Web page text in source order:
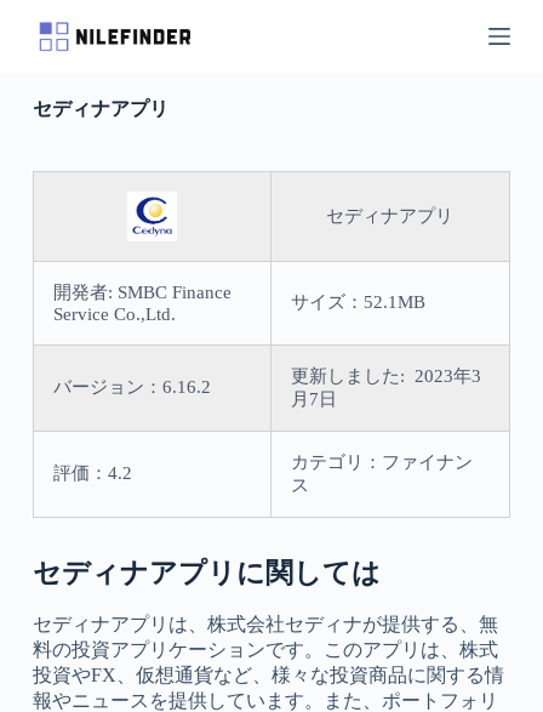
o
セディナアプリ
セディナアプリ
開発者: SMBC Finance
Service Co.,Ltd.
サイズ：52.1MB
バージョン：6.16.2
更新しました: 2023年3
月7日
評価：4.2
カテゴリ：ファイナン
ス
セディナアプリに関しては
セディナアプリは、株式会社セディナが提供する、無
料の投資アプリケーションです。このアプリは、株式
投資やFX、仮想通貨など、様々な投資商品に関する情
報やニュースを提供しています。また、ポートフォリ